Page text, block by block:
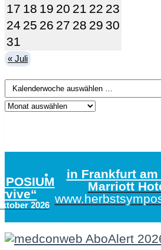
17 18 19 20 21 22 23
24 25 26 27 28 29 30
31
« Juli
2026
in Frankfurt am
Marriott